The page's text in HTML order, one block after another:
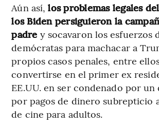
Aún así, los problemas legales
los Biden persiguieron la
padre y socavaron los esfuerzos
demócratas para machacar a
propios casos penales, entre
convertirse en el primer ex
EE.UU. en ser condenado por
por pagos de dinero subrepticio
de cine para adultos.